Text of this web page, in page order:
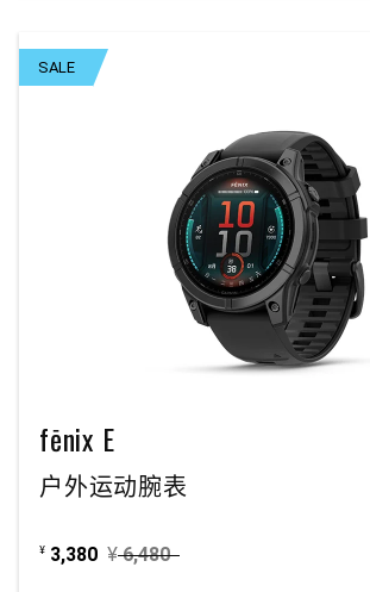
SALE
fēnix E
户外运动腕表
¥ 3,380 ¥ 6,480